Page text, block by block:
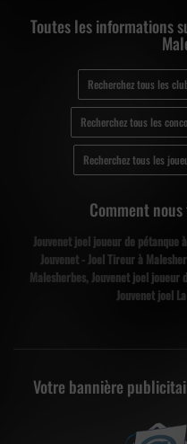
Toutes les informations
Recherchez tous les
Recherchez tous les
Recherchez tous les
Comment
Jouvenet joel joueur de pétanque
Jouvenet - Joel Tireur à
Malesherbes, Jouvenet joel joueur
Jouvenet joel
Votre bannière